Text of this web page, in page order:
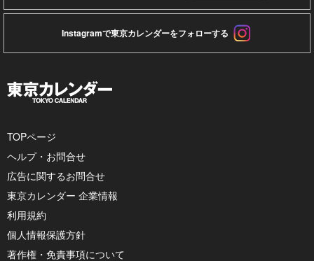
Instagramで東京カレンダーをフォローする
TOPページ
ヘルプ・お問合せ
広告に関するお問合せ
東京カレンダー 企業情報
利用規約
個人情報保護方針
著作権・免責事項について